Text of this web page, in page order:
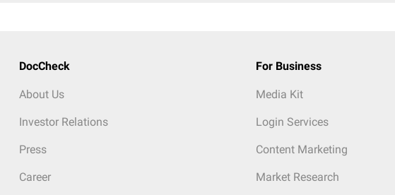
DocCheck
About Us
Investor Relations
Press
Career
For Business
Media Kit
Login Services
Content Marketing
Market Research